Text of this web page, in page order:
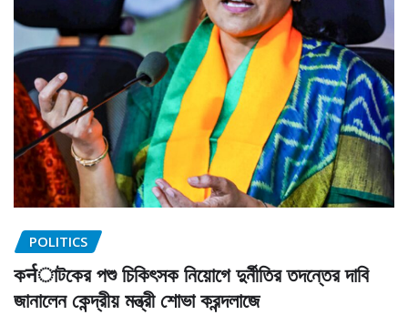
POLITICS
কर्नাটকের পশু চিকিৎসক নিয়োগে দুর্নীতির তদন্তের দাবি
জানালেন কেন্দ্রীয় মন্ত্রী শোভা করন্দলাজে